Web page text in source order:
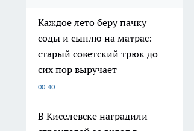
Каждое лето беру пачку
соды и сыплю на матрас:
старый советский трюк до
сих пор выручает
00:40
В Киселевске наградили